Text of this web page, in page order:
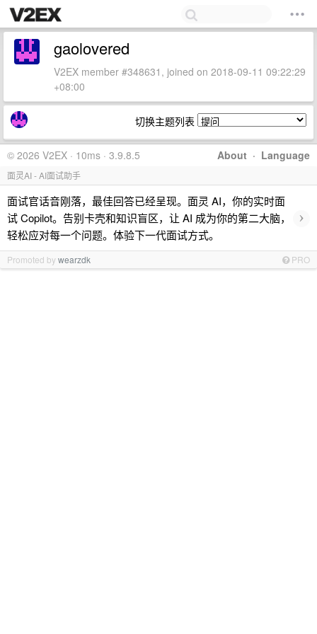
gaolovered
V2EX member #348631, joined on 2018-09-11 09:22:29
+08:00
切换主题列表
About · Language
© 2026 V2EX · 10ms · 3.9.8.5
面灵AI - AI面试助手
面试官话音刚落，最佳回答已经呈现。面灵 AI，你的实时面
试 Copilot。告别卡壳和知识盲区，让 AI 成为你的第二大脑，
轻松应对每一个问题。体验下一代面试方式。
›
Promoted bywearzdk PRO